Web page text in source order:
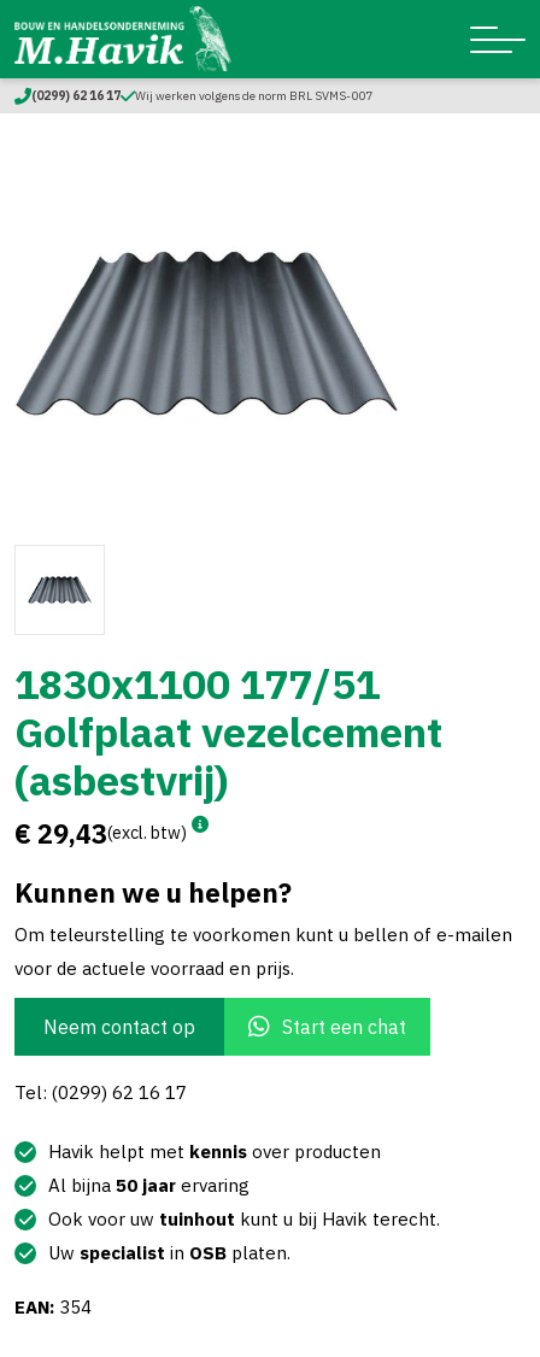
(0299) 62 16 17 Wij werken volgens de norm BRL SVMS-007
1830x1100 177/51
Golfplaat vezelcement
(asbestvrij)
€ 29,43(excl. btw)
Kunnen we u helpen?
Om teleurstelling te voorkomen kunt u bellen of e-mailen
voor de actuele voorraad en prijs.
Neem contact op Start een chat
Tel: (0299) 62 16 17
Havik helpt met kennis over producten
Al bijna 50 jaar ervaring
Ook voor uw tuinhout kunt u bij Havik terecht.
Uw specialist in OSB platen.
EAN: 354